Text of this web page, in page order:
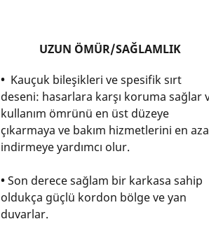
UZUN ÖMÜR/SAĞLAMLIK
• Kauçuk bileşikleri ve spesifik sırt
deseni: hasarlara karşı koruma sağlar
kullanım ömrünü en üst düzeye
çıkarmaya ve bakım hizmetlerini en aza
indirmeye yardımcı olur.
•Son derece sağlam bir karkasa sahip
oldukça güçlü kordon bölge ve yan
duvarlar.